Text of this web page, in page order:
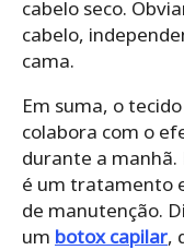
cabelo seco.
cabelo,
cama.
Em suma, o
colabora com o
durante a manhã.
é um tratamento
de manutenção.
um botox capilar,